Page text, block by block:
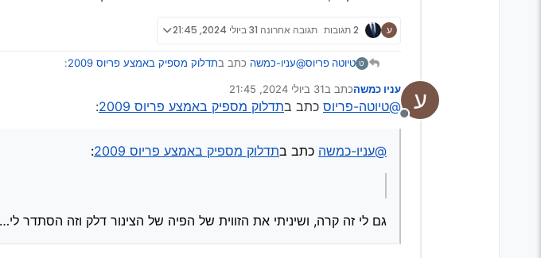
ע 2 תגובות תגובה אחרונה 31 ביולי 2024, 21:45
ט טיוטה פריוס@עניו-כמשה כתב בתדלוק מספיק באמצע פריוס 2009 :
ע
מנותק
עניו כמשהכתב ב31 ביולי 2024, 21:45
נערך לאחרונה על ידי
@טיוטה-פריוס כתב בתדלוק מספיק באמצע פריוס 2009 :
@עניו-כמשה כתב בתדלוק מספיק באמצע פריוס 2009 :
גם לי זה קרה, ושיניתי את הזווית של הפיה של הצינור דלק וזה הסתדר לי…